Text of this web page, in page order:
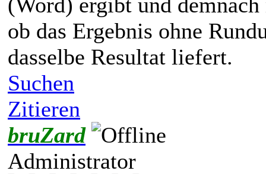
ob das Ergebnis ohne
dasselbe Resultat liefert.
Suchen
Zitieren
bruZard
Administrator